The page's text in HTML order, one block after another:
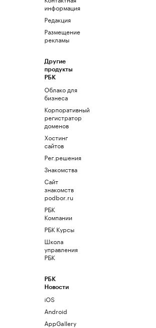
информация
Редакция
Размещение
рекламы
Другие
продукты
РБК
Облако для
бизнеса
Корпоративный
регистратор
доменов
Хостинг
сайтов
Рег.решения
Знакомства
Сайт
знакомств
podbor.ru
РБК
Компании
РБК Курсы
Школа
управления
РБК
РБК
Новости
iOS
Android
AppGallery